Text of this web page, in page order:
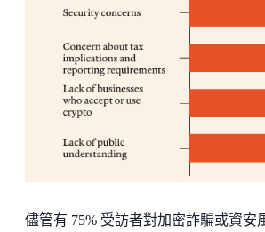
儘管有 75% 受訪者對加密詐騙或資安